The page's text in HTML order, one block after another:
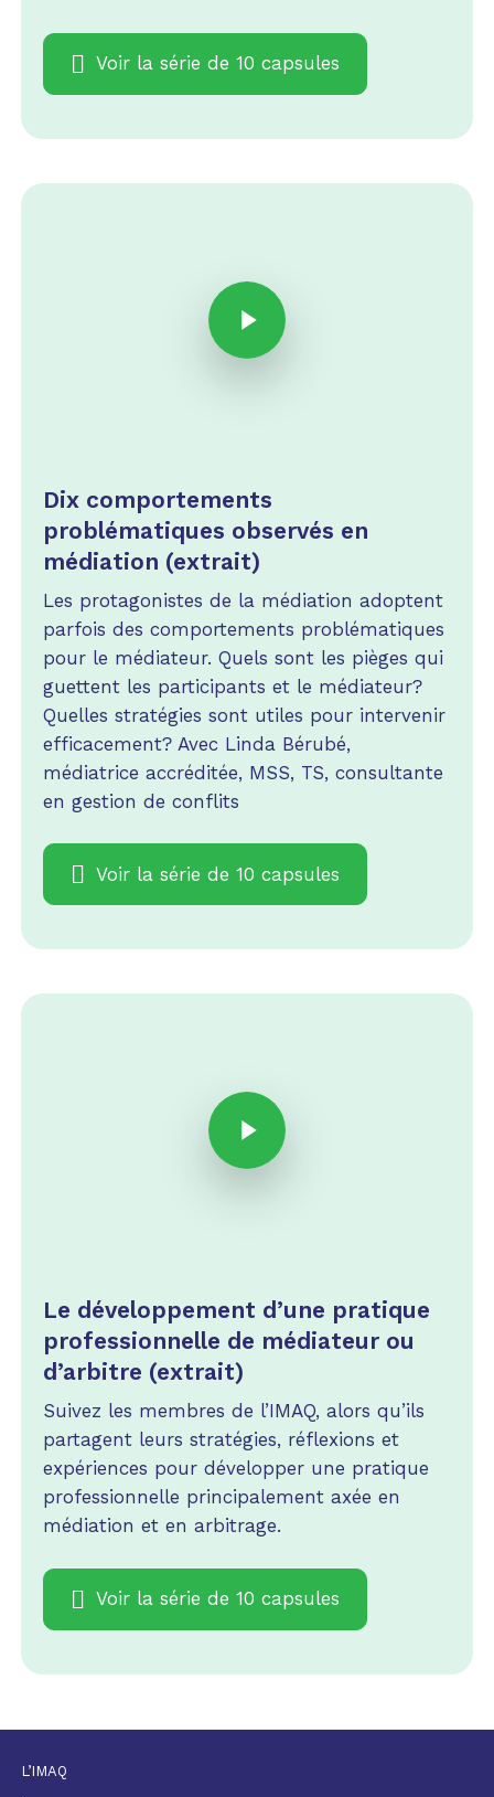
Voir la série de 10 capsules
Play Video
Dix comportements
problématiques observés en
médiation (extrait)
Les protagonistes de la médiation adoptent
parfois des comportements problématiques
pour le médiateur. Quels sont les pièges qui
guettent les participants et le médiateur?
Quelles stratégies sont utiles pour intervenir
efficacement? Avec Linda Bérubé,
médiatrice accréditée, MSS, TS, consultante
en gestion de conflits
Voir la série de 10 capsules
Play Video
Le développement d’une pratique
professionnelle de médiateur ou
d’arbitre (extrait)
Suivez les membres de l’IMAQ, alors qu’ils
partagent leurs stratégies, réflexions et
expériences pour développer une pratique
professionnelle principalement axée en
médiation et en arbitrage.
Voir la série de 10 capsules
L’IMAQ